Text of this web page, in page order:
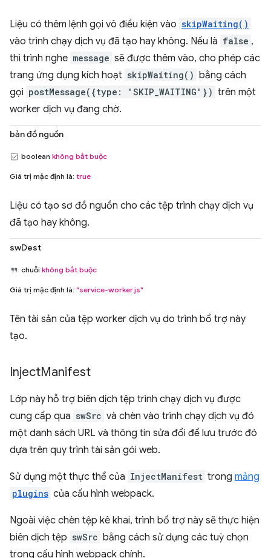
Liệu có thêm lệnh gọi vô điều kiện vào skipWaiting()
vào trình chạy dịch vụ đã tạo hay không. Nếu là false ,
thì trình nghe message sẽ được thêm vào, cho phép các
trang ứng dụng kích hoạt skipWaiting() bằng cách
gọi postMessage({type: 'SKIP_WAITING'}) trên một
worker dịch vụ đang chờ.
bản đồ nguồn
boolean không bắt buộc
Giá trị mặc định là: true
Liệu có tạo sơ đồ nguồn cho các tệp trình chạy dịch vụ
đã tạo hay không.
swDest
chuỗi không bắt buộc
Giá trị mặc định là: "service-worker.js"
Tên tài sản của tệp worker dịch vụ do trình bổ trợ này
tạo.
InjectManifest
Lớp này hỗ trợ biên dịch tệp trình chạy dịch vụ được
cung cấp qua swSrc và chèn vào trình chạy dịch vụ đó
một danh sách URL và thông tin sửa đổi để lưu trước đó
dựa trên quy trình tài sản gói web.
Sử dụng một thực thể của InjectManifest trong mảng
plugins của cấu hình webpack.
Ngoài việc chèn tệp kê khai, trình bổ trợ này sẽ thực hiện
biên dịch tệp swSrc bằng cách sử dụng các tuỳ chọn
trong cấu hình webpack chính.